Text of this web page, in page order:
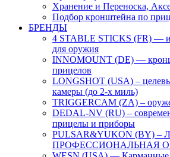
Хранение и Переноска,
Подбор кронштейна по
БРЕНДЫ
4 STABLE STICKS (FR) —
для оружия
INNOMOUNT (DE) —
прицелов
LONGSHOT (USA) –
камеры (до 2-х миль)
TRIGGERCAM (ZA) –
DEDAL-NV (RU) –
прицелы и приборы
PULSAR&YUKON (BY)
ПРОФЕССИОНАЛЬНАЯ